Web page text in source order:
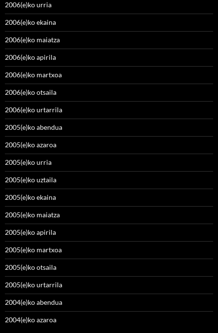
2006(e)ko urria
2006(e)ko ekaina
2006(e)ko maiatza
2006(e)ko apirila
2006(e)ko martxoa
2006(e)ko otsaila
2006(e)ko urtarrila
2005(e)ko abendua
2005(e)ko azaroa
2005(e)ko urria
2005(e)ko uztaila
2005(e)ko ekaina
2005(e)ko maiatza
2005(e)ko apirila
2005(e)ko martxoa
2005(e)ko otsaila
2005(e)ko urtarrila
2004(e)ko abendua
2004(e)ko azaroa